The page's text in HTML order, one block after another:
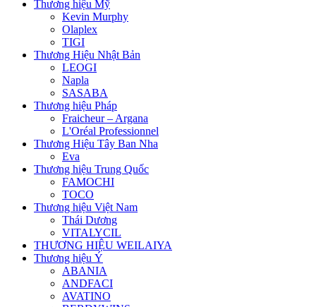
Thương hiệu Mỹ
Kevin Murphy
Olaplex
TIGI
Thương Hiệu Nhật Bản
LEOGI
Napla
SASABA
Thương hiệu Pháp
Fraicheur – Argana
L'Oréal Professionnel
Thương Hiệu Tây Ban Nha
Eva
Thương hiệu Trung Quốc
FAMOCHI
TOCO
Thương hiệu Việt Nam
Thái Dương
VITALYCIL
THƯƠNG HIỆU WEILAIYA
Thương hiệu Ý
ABANIA
ANDFACI
AVATINO